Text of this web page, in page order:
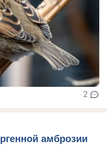
2
амброзии